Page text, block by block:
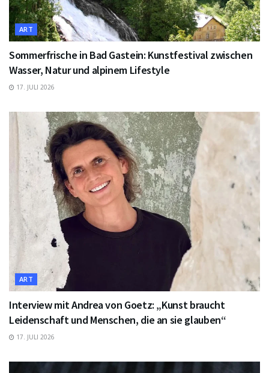
ART
Sommerfrische in Bad Gastein: Kunstfestival zwischen
Wasser, Natur und alpinem Lifestyle
17. JULI 2026
ART
Interview mit Andrea von Goetz: „Kunst braucht
Leidenschaft und Menschen, die an sie glauben“
17. JULI 2026